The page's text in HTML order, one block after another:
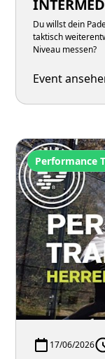
Du willst dein
taktisch
Niveau messen?
Event
Performance
17/06/2026